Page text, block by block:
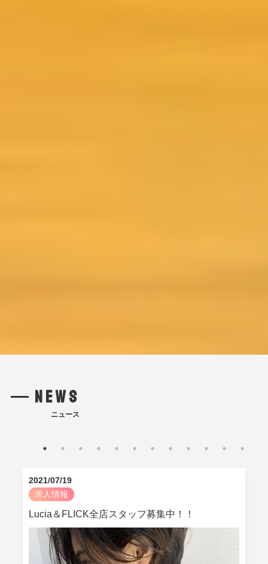
NEWS
ニュース
2021/07/19
求人情報
Lucia＆FLICK全店スタッフ募集中！！